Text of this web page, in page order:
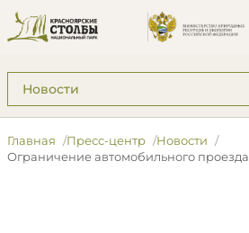
Подразделы: Пресс-центр
Главная Пресс-центр
Новости
Ограничение автомобильного проезда